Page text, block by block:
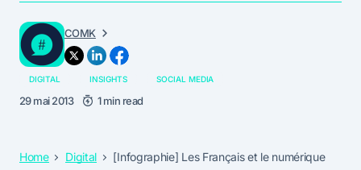
COMK
DIGITAL INSIGHTS SOCIAL MEDIA
29 mai 2013 1 min read
Home Digital [Infographie] Les Français et le numérique